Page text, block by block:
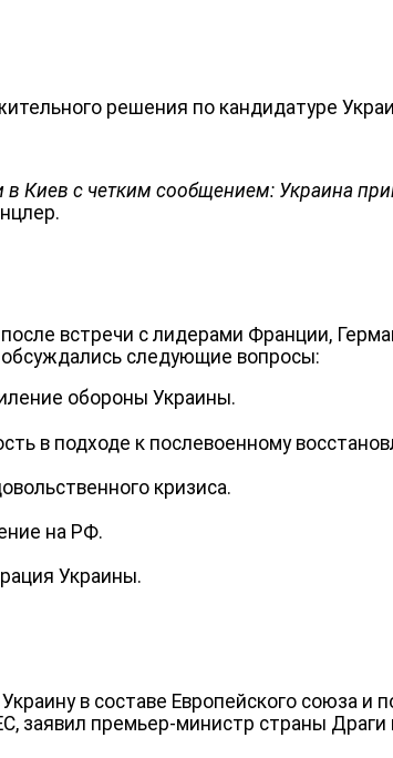
решения по кандидатуре
в Киев с четким сообщением: Украина
встречи с лидерами Франции,
обсуждались следующие вопросы:
обороны Украины.
в подходе к послевоенному
кризиса.
на РФ.
Украины.
в составе Европейского союза и
заявил премьер-министр страны